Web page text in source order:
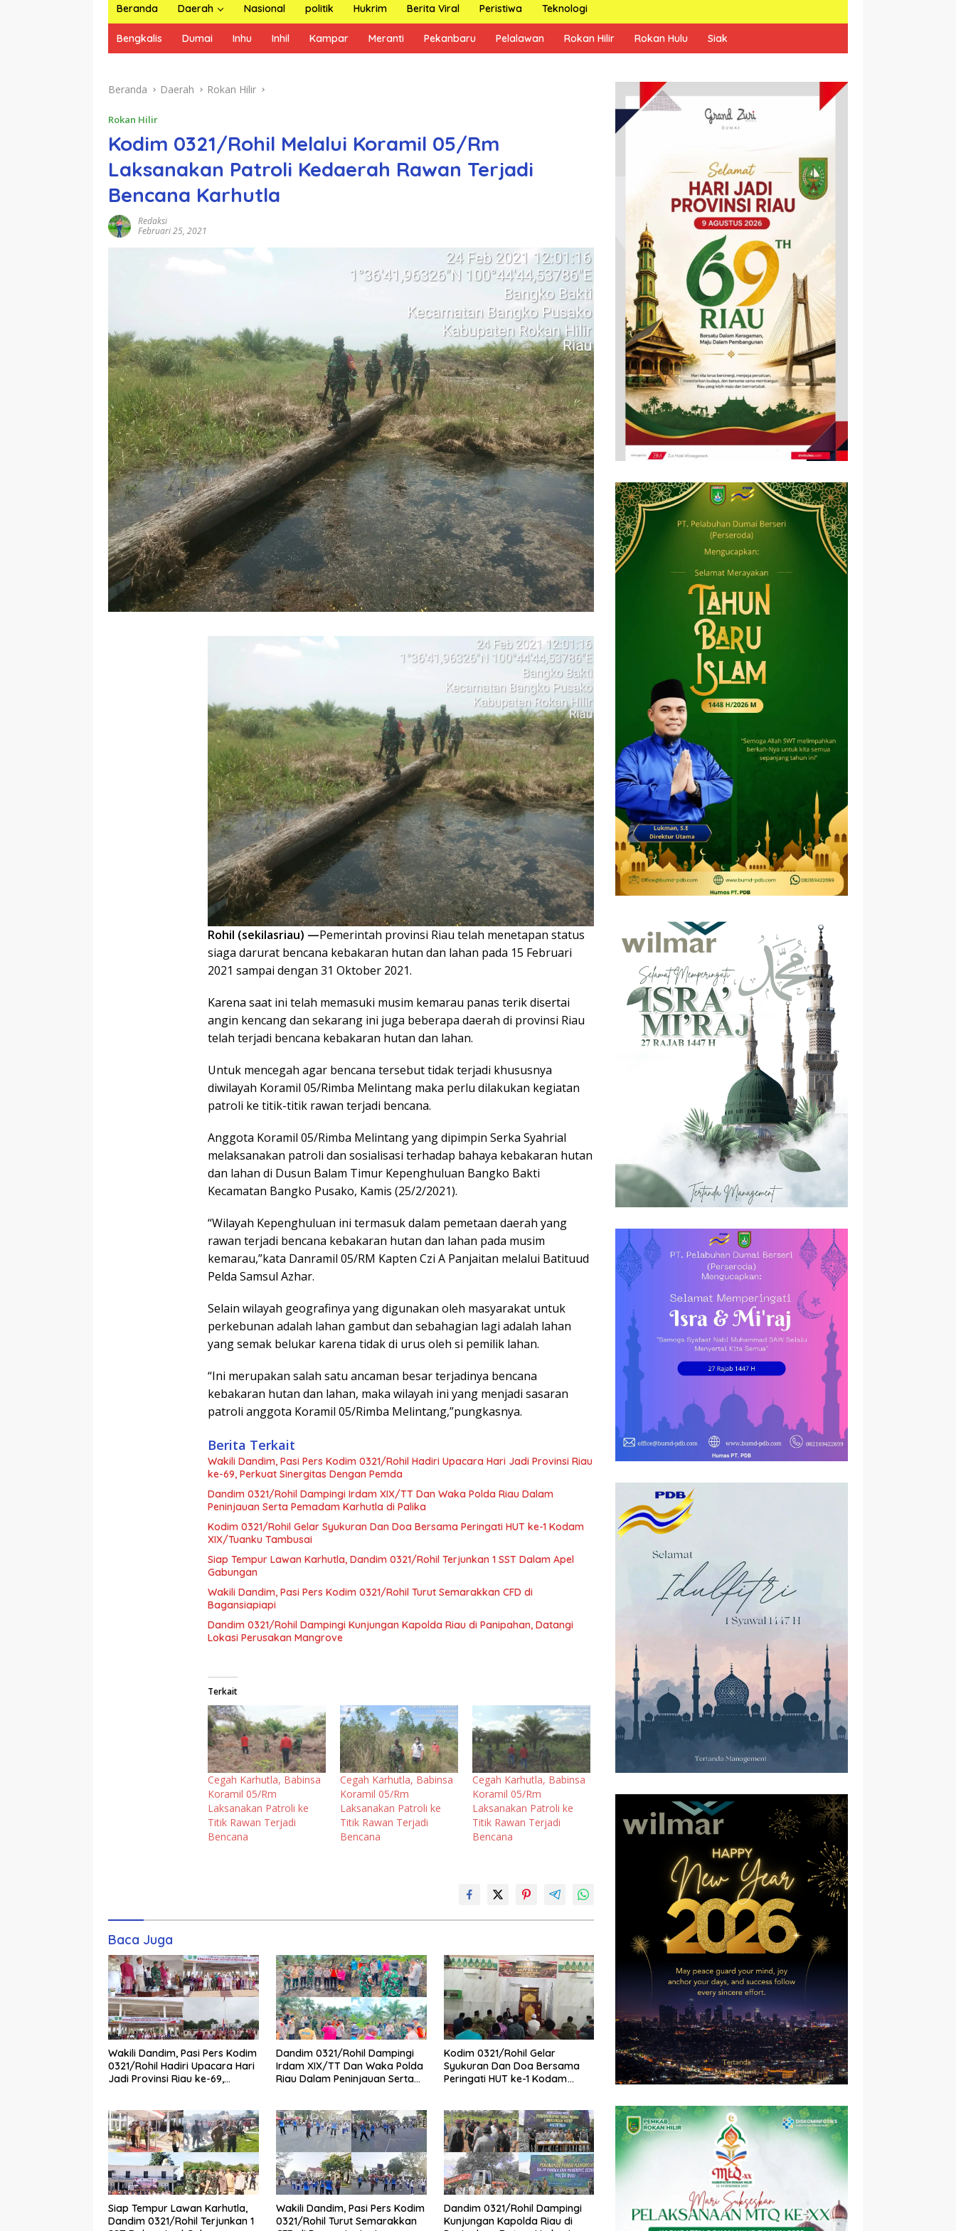
Beranda Daerah Nasional politik Hukrim Berita Viral Peristiwa Teknologi
Bengkalis Dumai Inhu Inhil Kampar Meranti Pekanbaru Pelalawan Rokan Hilir Rokan Hulu Siak
Beranda Daerah Rokan Hilir
Rokan Hilir
Kodim 0321/Rohil Melalui Koramil 05/Rm
Laksanakan Patroli Kedaerah Rawan Terjadi
Bencana Karhutla
Redaksi
Februari 25, 2021
Rohil (sekilasriau) —Pemerintah provinsi Riau telah menetapan status
siaga darurat bencana kebakaran hutan dan lahan pada 15 Februari
2021 sampai dengan 31 Oktober 2021.
Karena saat ini telah memasuki musim kemarau panas terik disertai
angin kencang dan sekarang ini juga beberapa daerah di provinsi Riau
telah terjadi bencana kebakaran hutan dan lahan.
Untuk mencegah agar bencana tersebut tidak terjadi khususnya
diwilayah Koramil 05/Rimba Melintang maka perlu dilakukan kegiatan
patroli ke titik-titik rawan terjadi bencana.
Anggota Koramil 05/Rimba Melintang yang dipimpin Serka Syahrial
melaksanakan patroli dan sosialisasi terhadap bahaya kebakaran hutan
dan lahan di Dusun Balam Timur Kepenghuluan Bangko Bakti
Kecamatan Bangko Pusako, Kamis (25/2/2021).
“Wilayah Kepenghuluan ini termasuk dalam pemetaan daerah yang
rawan terjadi bencana kebakaran hutan dan lahan pada musim
kemarau,”kata Danramil 05/RM Kapten Czi A Panjaitan melalui Batituud
Pelda Samsul Azhar.
Selain wilayah geografinya yang digunakan oleh masyarakat untuk
perkebunan adalah lahan gambut dan sebahagian lagi adalah lahan
yang semak belukar karena tidak di urus oleh si pemilik lahan.
“Ini merupakan salah satu ancaman besar terjadinya bencana
kebakaran hutan dan lahan, maka wilayah ini yang menjadi sasaran
patroli anggota Koramil 05/Rimba Melintang,”pungkasnya.
Berita Terkait
Wakili Dandim, Pasi Pers Kodim 0321/Rohil Hadiri Upacara Hari Jadi Provinsi Riau
ke-69, Perkuat Sinergitas Dengan Pemda
Dandim 0321/Rohil Dampingi Irdam XIX/TT Dan Waka Polda Riau Dalam
Peninjauan Serta Pemadam Karhutla di Palika
Kodim 0321/Rohil Gelar Syukuran Dan Doa Bersama Peringati HUT ke-1 Kodam
XIX/Tuanku Tambusai
Siap Tempur Lawan Karhutla, Dandim 0321/Rohil Terjunkan 1 SST Dalam Apel
Gabungan
Wakili Dandim, Pasi Pers Kodim 0321/Rohil Turut Semarakkan CFD di
Bagansiapiapi
Dandim 0321/Rohil Dampingi Kunjungan Kapolda Riau di Panipahan, Datangi
Lokasi Perusakan Mangrove
Terkait
Cegah Karhutla, Babinsa
Koramil 05/Rm
Laksanakan Patroli ke
Titik Rawan Terjadi
Bencana
Cegah Karhutla, Babinsa
Koramil 05/Rm
Laksanakan Patroli ke
Titik Rawan Terjadi
Bencana
Cegah Karhutla, Babinsa
Koramil 05/Rm
Laksanakan Patroli ke
Titik Rawan Terjadi
Bencana
Komentar
Baca Juga
Wakili Dandim, Pasi Pers Kodim
0321/Rohil Hadiri Upacara Hari
Jadi Provinsi Riau ke-69,
Dandim 0321/Rohil Dampingi
Irdam XIX/TT Dan Waka Polda
Riau Dalam Peninjauan Serta
Kodim 0321/Rohil Gelar
Syukuran Dan Doa Bersama
Peringati HUT ke-1 Kodam
Siap Tempur Lawan Karhutla,
Dandim 0321/Rohil Terjunkan 1
Wakili Dandim, Pasi Pers Kodim
0321/Rohil Turut Semarakkan
Dandim 0321/Rohil Dampingi
Kunjungan Kapolda Riau di